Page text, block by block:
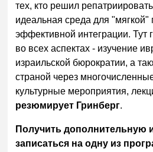
тех, кто решил
идеальная среда для "мягкой"
эффективной интеграции. Тут
во всех аспектах - изучение
израильской бюрократии, а
страной через
культурные мероприятия,
резюмирует Гринберг.
Получить
записаться на одну из